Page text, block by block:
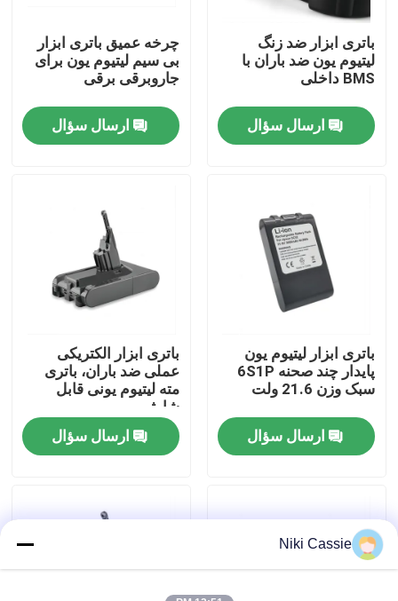
صفحه اصلی
محصولات
درباره ما
تور کارخانه
کنترل کیفیت
با ما تماس بگیرید
درخواست نقل قول
نیروگاه خورشیدی قابل حمل
باتری ابزار ضد زنگ
لیتیوم یون ضد باران با
BMS داخلی
ارسال سؤال
چرخه عمیق باتری ابزار
بی سیم لیتیوم یون برای
جاروبرقی برقی
ارسال سؤال
باتری ابزار لیتیوم یون
پایدار چند صحنه 6S1P
سبک وزن 21.6 ولت
ارسال سؤال
باتری ابزار الکتریکی
عملی ضد باران، باتری
مته لیتیوم یونی قابل
شارژ
ارسال سؤال
Niki Cassie